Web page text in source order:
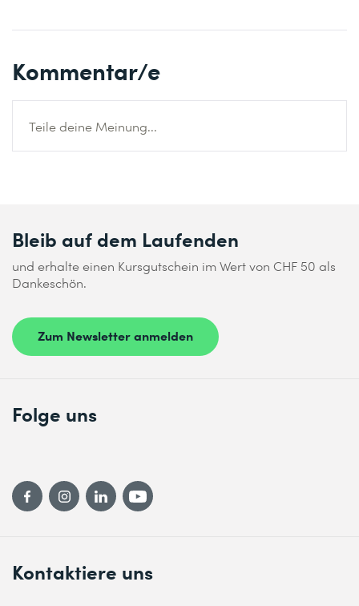
Kommentar/e
Teile deine Meinung...
Bleib auf dem Laufenden
und erhalte einen Kursgutschein im Wert von CHF 50 als
Dankeschön.
Zum Newsletter anmelden
Kontaktiere uns
Folge uns